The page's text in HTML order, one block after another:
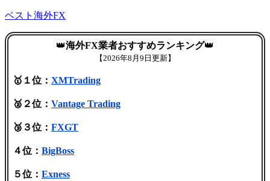
ベスト海外FX
👑海外FX業者おすすめランキング👑
【2026年8月9日更新】
🥇１位： XMTrading
🥈２位： Vantage Trading
🥉３位： FXGT
４位： BigBoss
５位： Exness